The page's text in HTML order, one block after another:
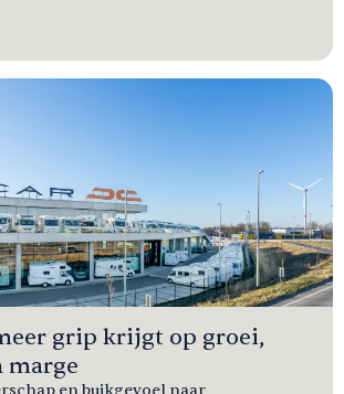
grip krijgt op groei,
marge
en buikgevoel naar